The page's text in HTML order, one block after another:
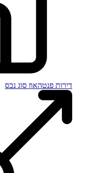
דירות פנטהאוז סוג נכס